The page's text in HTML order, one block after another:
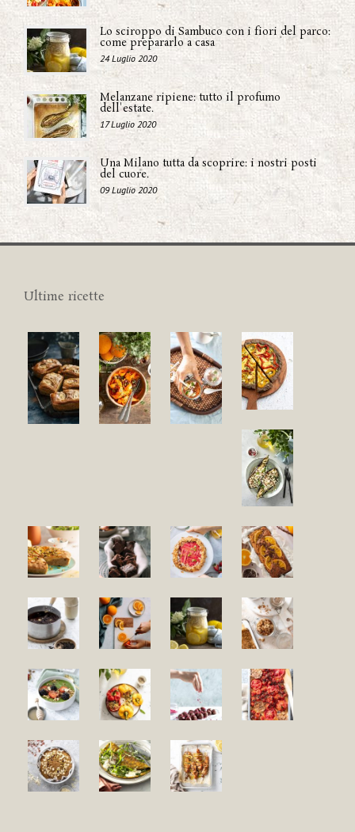
Lo sciroppo di Sambuco con i fiori del parco:
come prepararlo a casa
24 Luglio 2020
Melanzane ripiene: tutto il profumo
dell'estate.
17 Luglio 2020
Una Milano tutta da scoprire: i nostri posti
del cuore.
09 Luglio 2020
Ultime ricette